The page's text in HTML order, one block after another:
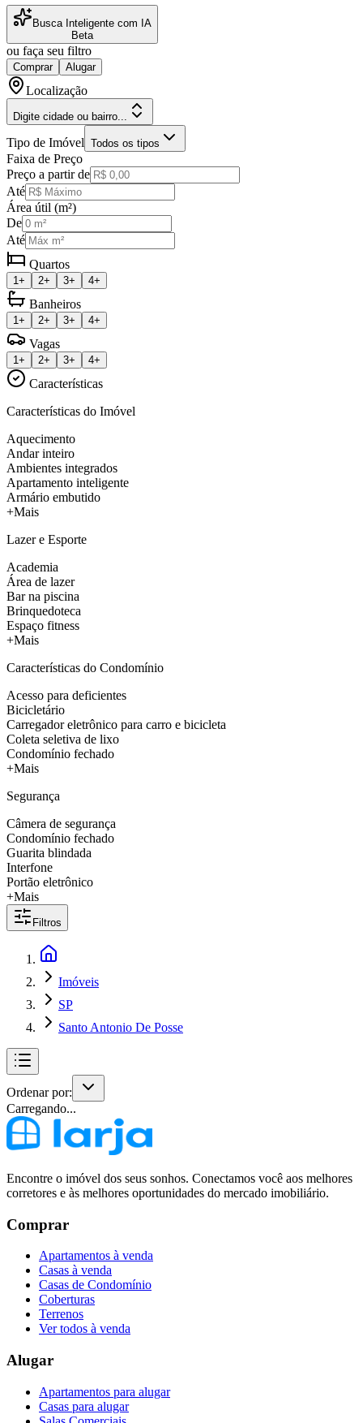
Busca Inteligente com IA
Beta
ou faça seu filtro
Comprar Alugar
Localização
Digite cidade ou bairro...
Tipo de Imóvel Todos os tipos
Faixa de Preço
Preço a partir de
Até
Área útil (m²)
De
Até
Quartos
1+ 2+ 3+ 4+
Banheiros
1+ 2+ 3+ 4+
Vagas
1+ 2+ 3+ 4+
Características
Características do Imóvel
Aquecimento
Andar inteiro
Ambientes integrados
Apartamento inteligente
Armário embutido
+Mais
Lazer e Esporte
Academia
Área de lazer
Bar na piscina
Brinquedoteca
Espaço fitness
+Mais
Características do Condomínio
Acesso para deficientes
Bicicletário
Carregador eletrônico para carro e bicicleta
Coleta seletiva de lixo
Condomínio fechado
+Mais
Segurança
Câmera de segurança
Condomínio fechado
Guarita blindada
Interfone
Portão eletrônico
+Mais
Filtros
Imóveis
SP
Santo Antonio De Posse
Ordenar por:
Carregando...
Encontre o imóvel dos seus sonhos. Conectamos você aos melhores
corretores e às melhores oportunidades do mercado imobiliário.
Comprar
Apartamentos à venda
Casas à venda
Casas de Condomínio
Coberturas
Terrenos
Ver todos à venda
Alugar
Apartamentos para alugar
Casas para alugar